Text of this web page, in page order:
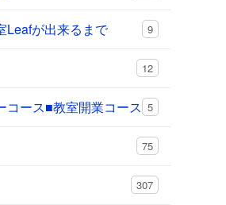
Leafが出来るまで 9
12
コース■教室開業コース 5
75
307